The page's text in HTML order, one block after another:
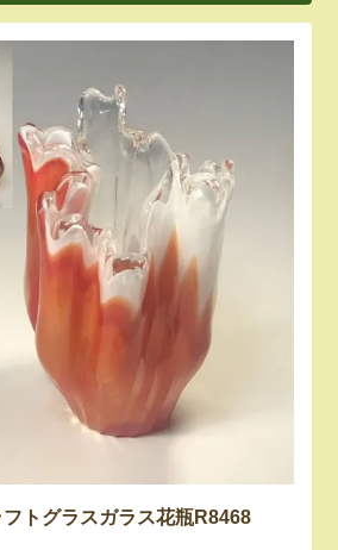
トグラスガラス花瓶R8468